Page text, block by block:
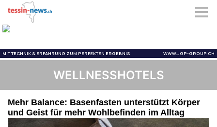
WELLNESSHOTELS
Mehr Balance: Basenfasten unterstützt Körper
und Geist für mehr Wohlbefinden im Alltag